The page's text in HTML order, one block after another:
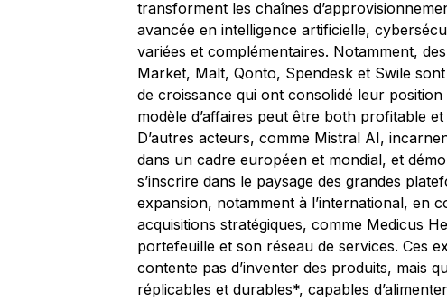
transforment les chaînes
avancée en intelligence artificielle,
variées et complémentaires. Notamment,
Market, Malt, Qonto, Spendesk et Swile
de croissance qui ont consolidé leur
modèle d’affaires peut être both profitable
D’autres acteurs, comme Mistral AI,
dans un cadre européen et mondial, et
s’inscrire dans le paysage des grandes
expansion, notamment à l’international, en
acquisitions stratégiques, comme Medicus
portefeuille et son réseau de services. Ces
contente pas d’inventer des produits, mais
réplicables et durables*, capables